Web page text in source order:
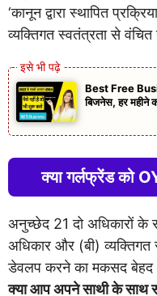
‘कानून द्वारा स्थापित
व्यक्तिगत स्वतंत्रता से वंचित
Best Free
बिजनेस, हर महीने
क्या गर्लफ्रेंड को
अनुच्छेद 21 दो अधिकारों के
अधिकार और (बी)
डेवलप करने का मकसद
क्या आप अपने साथी के साथ